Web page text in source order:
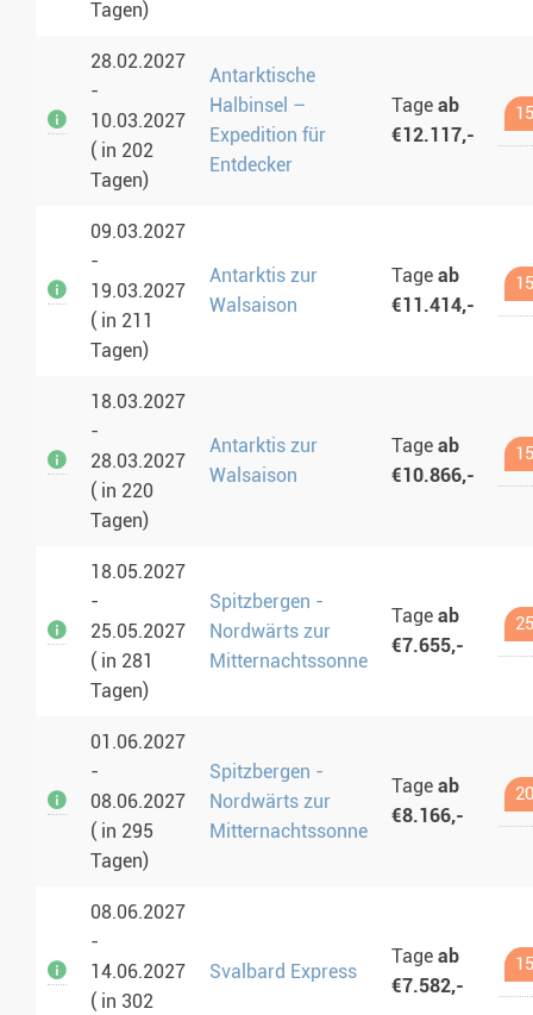
Tagen)
28.02.2027
-
10.03.2027
( in 202
Tagen)
Antarktische
Halbinsel –
Expedition für
Entdecker
Tage ab
€12.117,-
09.03.2027
-
19.03.2027
( in 211
Tagen)
Antarktis zur
Walsaison
Tage ab
€11.414,-
18.03.2027
-
28.03.2027
( in 220
Tagen)
Antarktis zur
Walsaison
Tage ab
€10.866,-
18.05.2027
-
25.05.2027
( in 281
Tagen)
Spitzbergen -
Nordwärts zur
Mitternachtssonne
Tage ab
€7.655,-
01.06.2027
-
08.06.2027
( in 295
Tagen)
Spitzbergen -
Nordwärts zur
Mitternachtssonne
Tage ab
€8.166,-
08.06.2027
-
14.06.2027
( in 302
Svalbard Express
Tage ab
€7.582,-